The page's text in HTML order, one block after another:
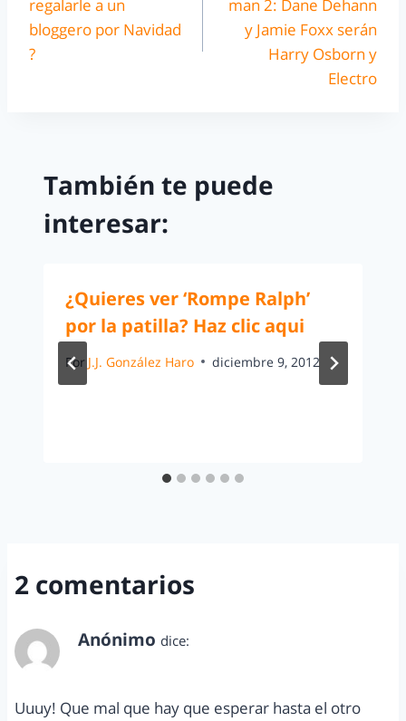
regalarle a un
bloggero por Navidad
?
man 2: Dane Dehann
y Jamie Foxx serán
Harry Osborn y
Electro
También te puede
interesar:
¿Quieres ver ‘Rompe Ralph’
por la patilla? Haz clic aqui
Por J.J. González Haro diciembre 9, 2012
2 comentarios
Anónimo dice:
Uuuy! Que mal que hay que esperar hasta el otro